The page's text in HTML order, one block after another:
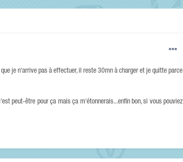
je n'arrive pas à effectuer, il reste 30mn à charger et je quitte parce
peut-être pour ça mais ça m'étonnerais...enfin bon, si vous pouviez